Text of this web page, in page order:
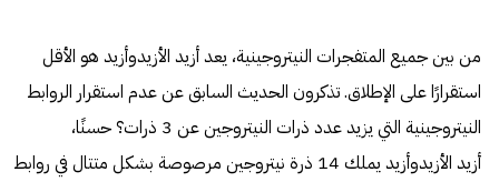
من بين جميع المتفجرات النيتروجينية، يعدأزيد الأزيدوأزيد هو الأقل
استقرارًا على الإطلاق. تذكرون الحديث السابق عن عدم استقرار الروابط
النيتروجينية التي يزيد عدد ذرات النيتروجين عن 3 ذرات؟ حسنًا،
أزيد الأزيدوأزيد يملك 14 ذرة نيتروجين مرصوصة بشكل متتال في روابط